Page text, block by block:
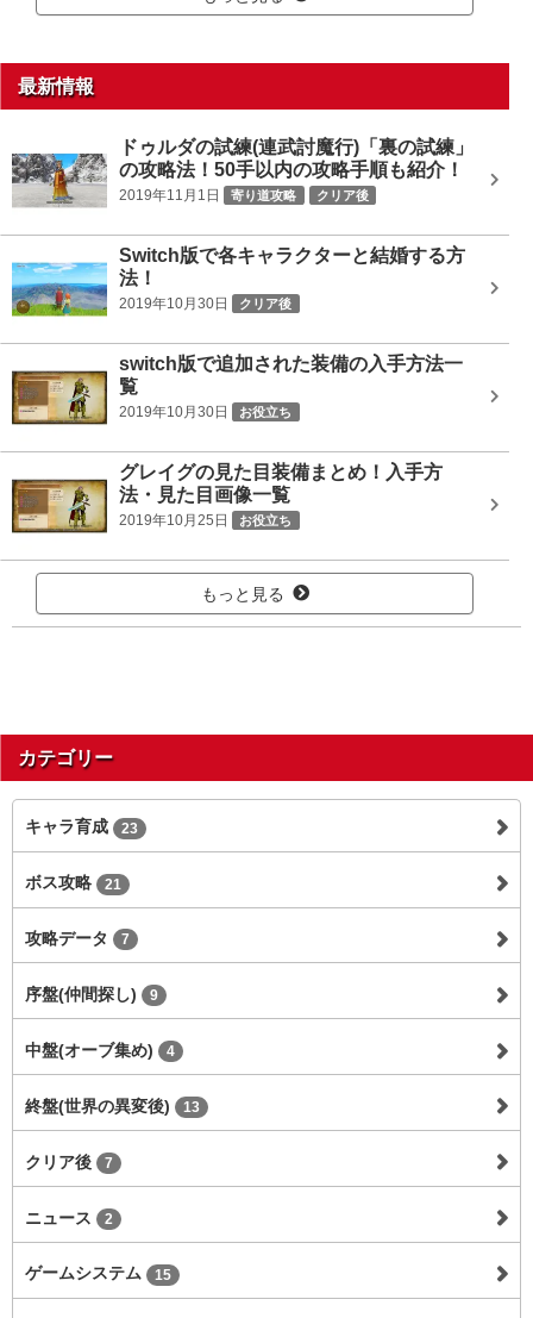
最新情報
ドゥルダの試練(連武討魔行)「裏の試練」
の攻略法！50手以内の攻略手順も紹介！
2019年11月1日 寄り道攻略 クリア後
Switch版で各キャラクターと結婚する方
法！
2019年10月30日 クリア後
switch版で追加された装備の入手方法一
覧
2019年10月30日 お役立ち
グレイグの見た目装備まとめ！入手方
法・見た目画像一覧
2019年10月25日 お役立ち
もっと見る
カテゴリー
キャラ育成 23
ボス攻略 21
攻略データ 7
序盤(仲間探し) 9
中盤(オーブ集め) 4
終盤(世界の異変後) 13
クリア後 7
ニュース 2
ゲームシステム 15